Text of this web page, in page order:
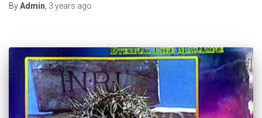
ByAdmin, 3 years ago